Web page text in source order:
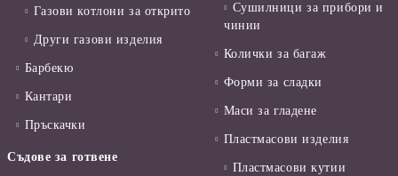
Газови котлони за открито
Други газови изделия
Барбекю
Кантари
Пръскачки
Съдове за готвене
Сушилници за прибори и
чинии
Колички за багаж
Форми за сладки
Маси за гладене
Пластмасови изделия
Пластмасови кутии